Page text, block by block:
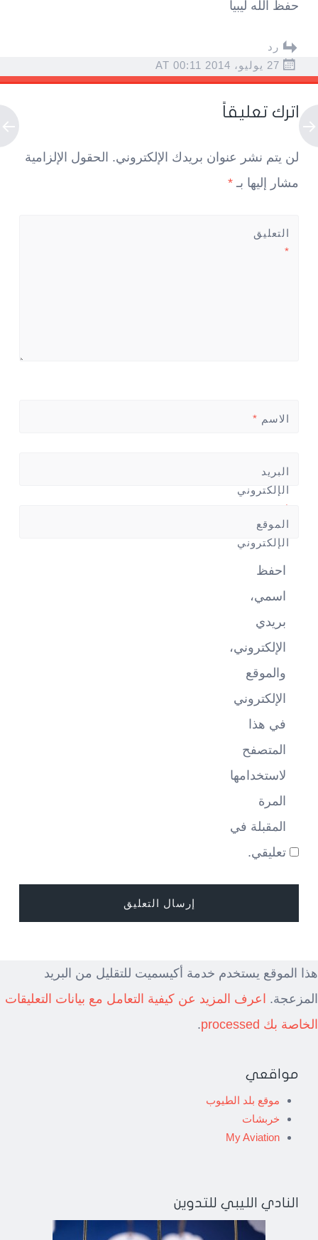
حفظ الله ليبيا
رد
27 يوليو، 2014 AT 00:11
اترك تعليقاً
لن يتم نشر عنوان بريدك الإلكتروني. الحقول الإلزامية
مشار إليها بـ *
التعليق
*
الاسم *
البريد
الإلكتروني
*
الموقع
الإلكتروني
احفظ
اسمي،
بريدي
الإلكتروني،
والموقع
الإلكتروني
في هذا
المتصفح
لاستخدامها
المرة
المقبلة في
تعليقي.
هذا الموقع يستخدم خدمة أكيسميت للتقليل من البريد
المزعجة.
اعرف المزيد عن كيفية التعامل مع بيانات التعليقات
الخاصة بك processed
.
مواقعي
موقع بلد الطيوب
خربشات
My Aviation
النادي الليبي للتدوين